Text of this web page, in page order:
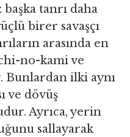
başka tanrı daha
birer savaşçı
arasında en
no-kami ve
Bunlardan ilki aynı
ve dövüş
Ayrıca, yerin
sallayarak